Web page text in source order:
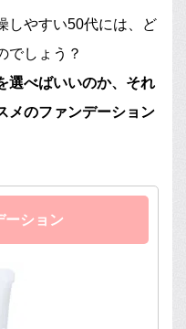
しやすい50代には、ど
でしょう？
選べばいいのか、それ
メのファンデーション
ーション